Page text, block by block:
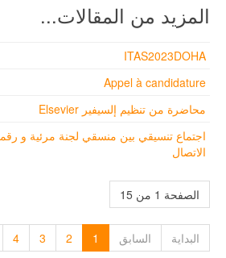
المزيد من المقالات...
ITAS2023DOHA
Appel à candidature
محاضرة من تنظيم إلسيفير Elsevier
اجتماع تنسيقي بين منسقي لجنة مرئية و
الاتصال
الصفحة 1 من 15
البداية السابق 1
2
3
4